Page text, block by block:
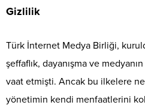
Gizlilik
Türk İnternet Medya Birliği,
şeffaflık, dayanışma ve
vaat etmişti. Ancak bu ilkelere ne
yönetimin kendi menfaatlerini